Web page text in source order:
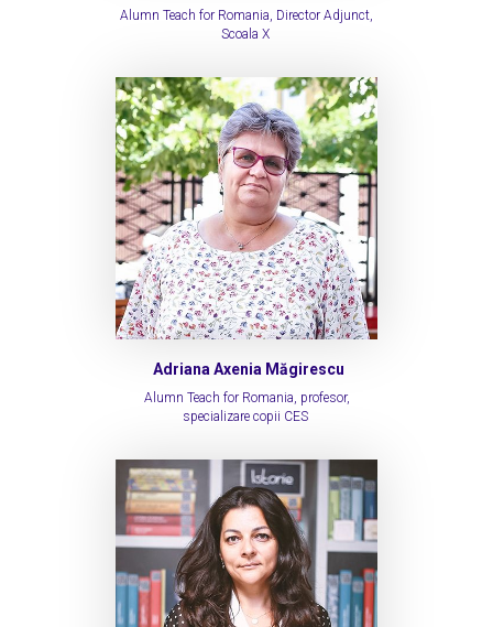
Alumn Teach for Romania, Director Adjunct,
Scoala X
Adriana Axenia Măgirescu
Alumn Teach for Romania, profesor,
specializare copii CES